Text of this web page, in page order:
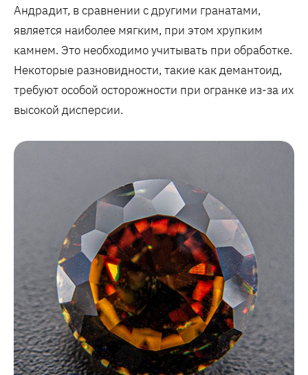
Андрадит, в сравнении с другими гранатами,
является наиболее мягким, при этом хрупким
камнем. Это необходимо учитывать при обработке.
Некоторые разновидности, такие как демантоид,
требуют особой осторожности при огранке из-за их
высокой дисперсии.